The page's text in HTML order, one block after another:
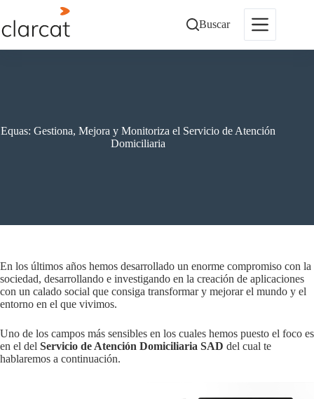
contenido
Buscar
Equas: Gestiona, Mejora y Monitoriza el Servicio de Atención
Domiciliaria
En los últimos años hemos desarrollado un enorme compromiso con la
sociedad, desarrollando e investigando en la creación de aplicaciones
con un calado social que consiga transformar y mejorar el mundo y el
entorno en el que vivimos.
Uno de los campos más sensibles en los cuales hemos puesto el foco es
en el del Servicio de Atención Domiciliaria SAD del cual te
hablaremos a continuación.